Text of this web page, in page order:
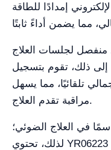
إمدادًا للطاقة
لجلسات العلاج
إلى ذلك، تقوم بتسجيل
تلقائيًا، مما يسهل
مراقبة تقدم العلاج.
في العلاج الضوئي؛
لذلك، تحتوي YR06223 على شاشات مستقلة لدرجات